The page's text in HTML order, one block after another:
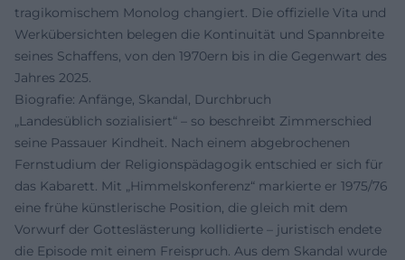
tragikomischem Monolog changiert. Die offizielle Vita und
Werkübersichten belegen die Kontinuität und Spannbreite
seines Schaffens, von den 1970ern bis in die Gegenwart des
Jahres 2025.
Biografie: Anfänge, Skandal, Durchbruch
„Landesüblich sozialisiert“ – so beschreibt Zimmerschied
seine Passauer Kindheit. Nach einem abgebrochenen
Fernstudium der Religionspädagogik entschied er sich für
das Kabarett. Mit „Himmelskonferenz“ markierte er 1975/76
eine frühe künstlerische Position, die gleich mit dem
Vorwurf der Gotteslästerung kollidierte – juristisch endete
die Episode mit einem Freispruch. Aus dem Skandal wurde